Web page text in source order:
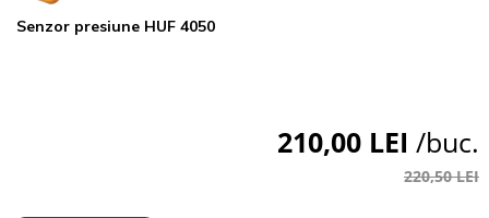
Senzor presiune HUF 4050
210,00 LEI /buc.
220,50 LEI